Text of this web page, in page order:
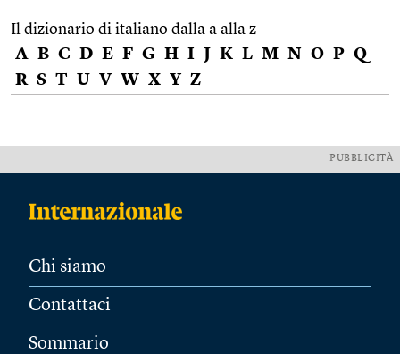
Il dizionario di italiano dalla a alla z
A B C D E F G H I J K L M N O P Q
R S T U V W X Y Z
PUBBLICITÀ
Chi siamo
Contattaci
Sommario